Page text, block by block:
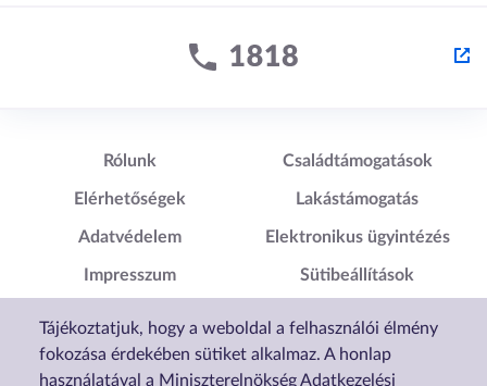
Tájékoztatjuk, hogy a weboldal a felhasználói élmény
fokozása érdekében sütiket alkalmaz. A honlap
használatával a Miniszterelnökség Adatkezelési
Lábléc1
Rólunk
Elérhetőségek
Adatvédelem
Impresszum
Nyilatkozat
Lábléc2
Családtámogatások
Lakástámogatás
Elektronikus ügyintézés
Sütibeállítások